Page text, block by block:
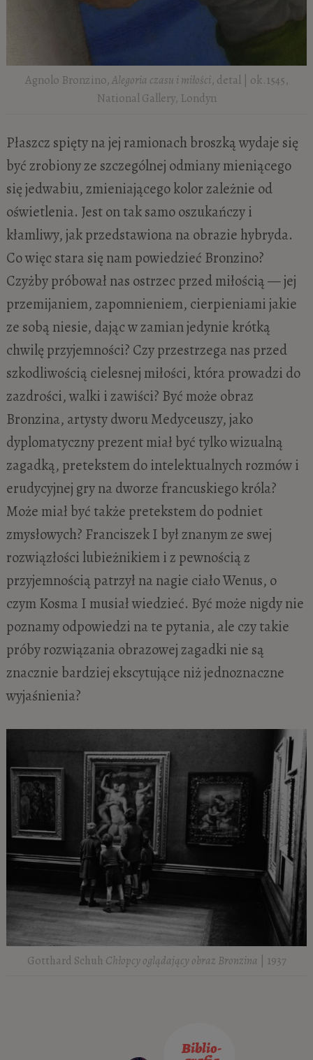
Agnolo Bronzino,Alegoria czasu i miłości, detal | ok.1545,
National Gallery, Londyn
Płaszcz spięty na jej ramionach broszką wydaje się
być zrobiony ze szczególnej odmiany mieniącego
się jedwabiu, zmieniającego kolor zależnie od
oświetlenia. Jest on tak samo oszukańczy i
kłamliwy, jak przedstawiona na obrazie hybryda.
Co więc stara się nam powiedzieć Bronzino?
Czyżby próbował nas ostrzec przed miłością — jej
przemijaniem, zapomnieniem, cierpieniami jakie
ze sobą niesie, dając w zamian jedynie krótką
chwilę przyjemności? Czy przestrzega nas przed
szkodliwością cielesnej miłości, która prowadzi do
zazdrości, walki i zawiści? Być może obraz
Bronzina, artysty dworu Medyceuszy, jako
dyplomatyczny prezent miał być tylko wizualną
zagadką, pretekstem do intelektualnych rozmów i
erudycyjnej gry na dworze francuskiego króla?
Może miał być także pretekstem do podniet
zmysłowych? Franciszek I był znanym ze swej
rozwiązłości lubieżnikiem i z pewnością z
przyjemnością patrzył na nagie ciało Wenus, o
czym Kosma I musiał wiedzieć. Być może nigdy nie
poznamy odpowiedzi na te pytania, ale czy takie
próby rozwiązania obrazowej zagadki nie są
znacznie bardziej ekscytujące niż jednoznaczne
wyjaśnienia?
Gotthard Schuh Chłopcy oglądający obraz Bronzina | 1937